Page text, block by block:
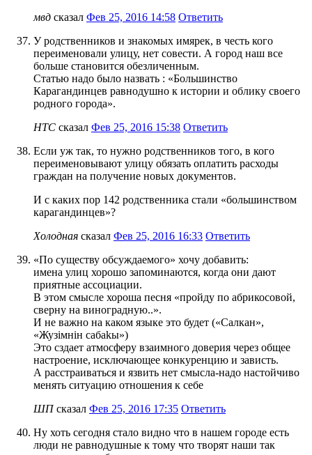
мвд сказал Фев 25, 2016 14:58 Ответить
У родственников и знакомых имярек, в честь кого
переименовали улицу, нет совести. А город наш все
больше становится обезличенным.
Статью надо было назвать : «Большинство
Карагандинцев равнодушно к истории и облику своего
родного города».
HTC сказал Фев 25, 2016 15:38 Ответить
Если уж так, то нужно родственников того, в кого
переименовывают улицу обязать оплатить расходы
граждан на получение новых документов.
И с каких пор 142 родственника стали «большинством
карагандинцев»?
Холодная сказал Фев 25, 2016 16:33 Ответить
«По существу обсуждаемого» хочу добавить:
имена улиц хорошо запоминаются, когда они дают
приятные ассоциации.
В этом смысле хороша песня «пройду по абрикосовой,
сверну на виноградную..».
И не важно на каком языке это будет («Салкан»,
«Жузiмнiн сабаkы»)
Это сздает атмосферу взаимного доверия через общее
настроение, исключающее конкуренцию и зависть.
А расстраиваться и язвить нет смысла-надо настойчиво
менять ситуацию отношения к себе
ШПсказал Фев 25, 2016 17:35 Ответить
Ну хоть сегодня стало видно что в нашем городе есть
люди не равнодушные к тому что творят наши так